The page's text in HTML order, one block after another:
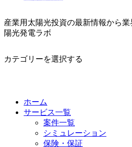
産業用太陽光投資の最新情報から
陽光発電ラボ
カテゴリーを選択する
ホーム
サービス一覧
案件一覧
シミュレーション
保険・保証